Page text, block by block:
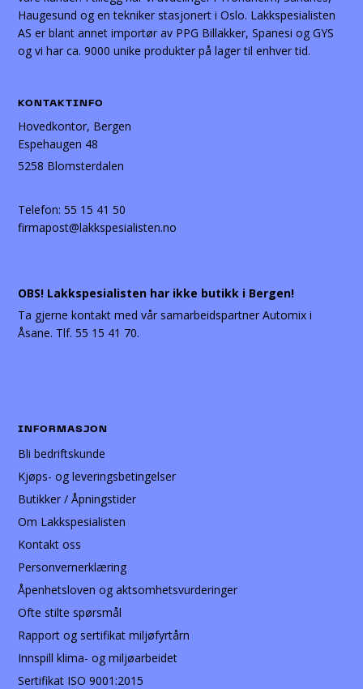
Haugesund og en tekniker stasjonert i Oslo. Lakkspesialisten
AS er blant annet importør av PPG Billakker, Spanesi og GYS
og vi har ca. 9000 unike produkter på lager til enhver tid.
KONTAKTINFO
Hovedkontor, Bergen
Espehaugen 48
5258 Blomsterdalen
Telefon:55 15 41 50
firmapost@lakkspesialisten.no
OBS! Lakkspesialisten har ikke butikk i Bergen!
Ta gjerne kontakt med vår samarbeidspartner Automix i
Åsane. Tlf. 55 15 41 70.
INFORMASJON
Bli bedriftskunde
Kjøps- og leveringsbetingelser
Butikker / Åpningstider
Om Lakkspesialisten
Kontakt oss
Personvernerklæring
Åpenhetsloven og aktsomhetsvurderinger
Ofte stilte spørsmål
Rapport og sertifikat miljøfyrtårn
Innspill klima- og miljøarbeidet
Sertifikat ISO 9001:2015